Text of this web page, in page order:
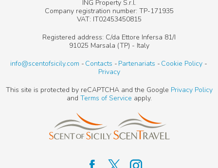
ING Property S.r.l.
Company registration number: TP-171935
VAT: IT02453450815
Registered address: C/da Ettore Infersa 81/I
91025 Marsala (TP) - Italy
info@scentofsicily.com
Contacts Partenariats
Cookie Policy
Privacy
This site is protected by reCAPTCHA and the Google Privacy Policy
and Terms of Service apply.